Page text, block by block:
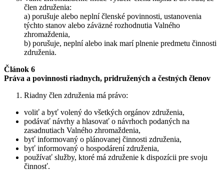
člen združenia:
a) porušuje alebo neplní členské povinnosti, ustanovenia
týchto stanov alebo záväzné rozhodnutia Valného
zhromaždenia,
b) porušuje, neplní alebo inak marí plnenie predmetu činnosti
združenia.
Článok 6
Práva a povinnosti riadnych, pridružených a čestných členov
Riadny člen združenia má právo:
voliť a byť volený do všetkých orgánov združenia,
podávať návrhy a hlasovať o návrhoch podaných na
zasadnutiach Valného zhromaždenia,
byť informovaný o plánovanej činnosti združenia,
byť informovaný o hospodárení združenia,
používať služby, ktoré má združenie k dispozícii pre svoju
činnosť.